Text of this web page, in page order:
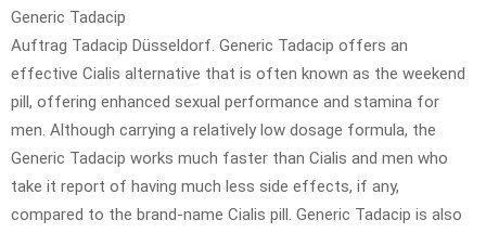
Generic Tadacip
Auftrag Tadacip Düsseldorf. Generic Tadacip offers an
effective Cialis alternative that is often known as the weekend
pill, offering enhanced sexual performance and stamina for
men. Although carrying a relatively low dosage formula, the
Generic Tadacip works much faster than Cialis and men who
take it report of having much less side effects, if any,
compared to the brand-name Cialis pill. Generic Tadacip is also